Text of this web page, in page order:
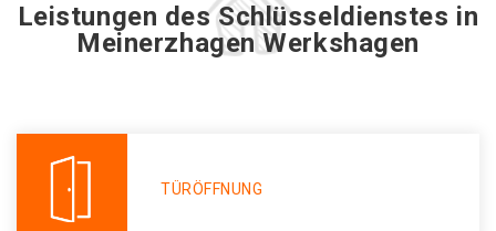
Leistungen des Schlüsseldienstes in
Meinerzhagen Werkshagen
TÜRÖFFNUNG